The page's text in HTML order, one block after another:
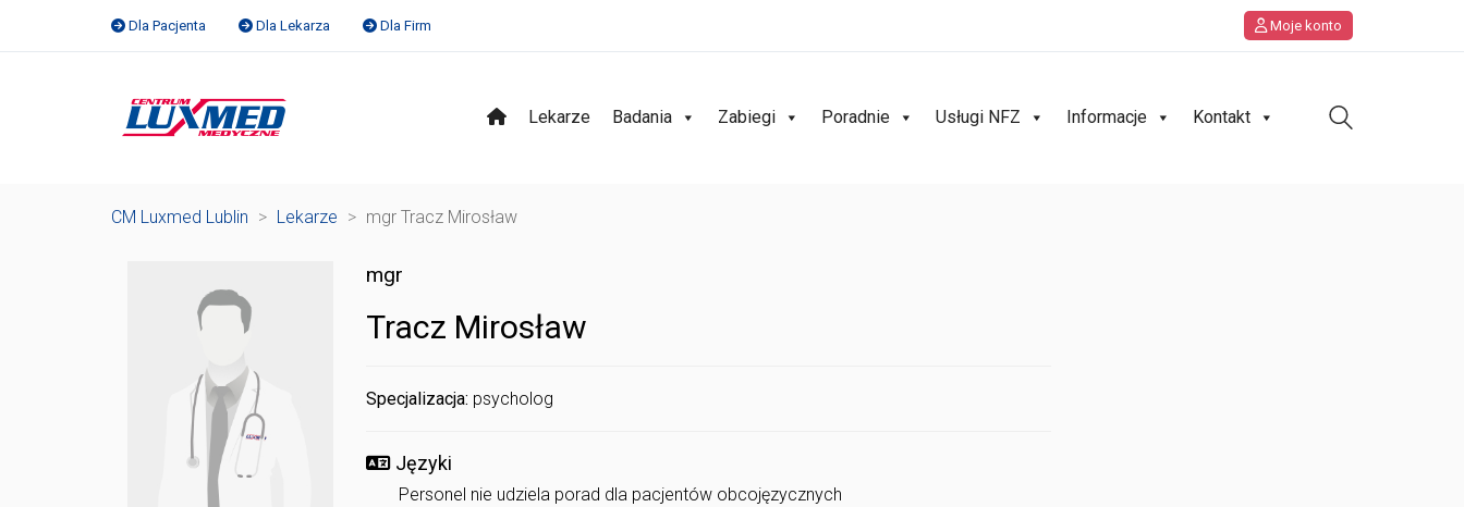
Dla Pacjenta Dla Lekarza Dla Firm Moje konto
Lekarze Badania Zabiegi Poradnie Usługi NFZ Informacje Kontakt
CM Luxmed Lublin > Lekarze > mgr Tracz Mirosław
mgr
Tracz Mirosław
Specjalizacja: psycholog
Języki
Personel nie udziela porad dla pacjentów obcojęzycznych